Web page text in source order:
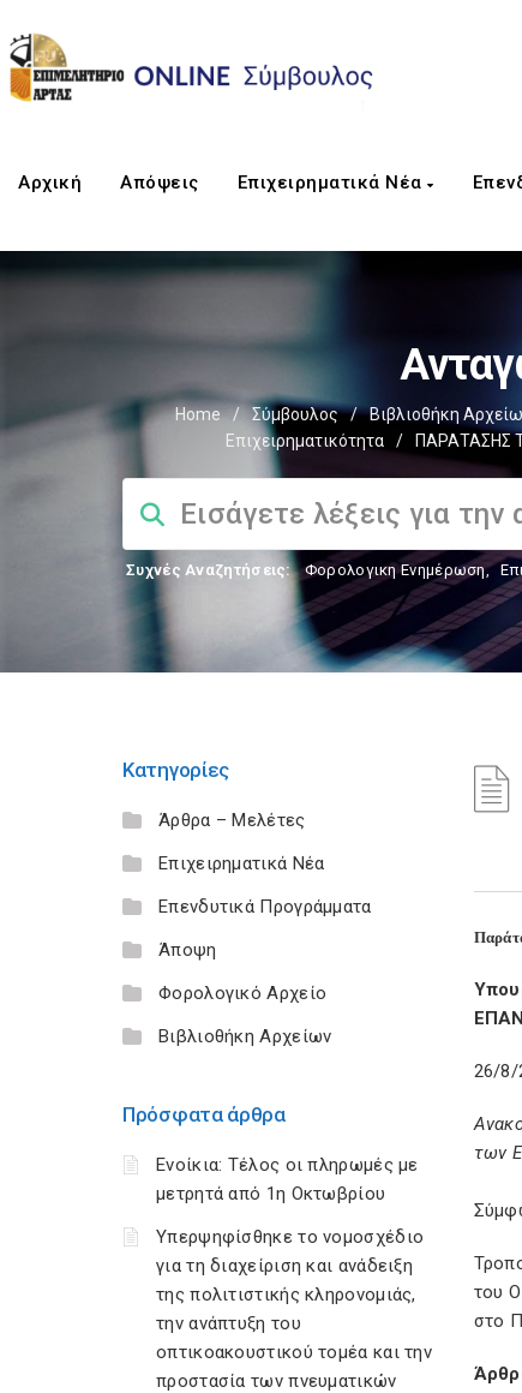
Αρχική Απόψεις Επιχειρηματικά Νέα
Home / Σύμβουλος / Βιβλιοθήκη
Επιχειρηματικότητα
/ ΠΑΡΑΤΑΣΗΣ
Συχνές Αναζητήσεις: Φορολογικη Ενημέρωση,
Κατηγορίες
Άρθρα – Μελέτες
Επιχειρηματικά Νέα
Επενδυτικά Προγράμματα
Άποψη
Φορολογικό Αρχείο
Βιβλιοθήκη Αρχείων
Πρόσφατα άρθρα
Ενοίκια: Τέλος οι πληρωμές με
μετρητά από 1η Οκτωβρίου
Υπερψηφίσθηκε το νομοσχέδιο
για τη διαχείριση και ανάδειξη
της πολιτιστικής κληρονομιάς,
την ανάπτυξη του
οπτικοακουστικού τομέα και την
προστασία των πνευματικών
26/8/
των
του
στο